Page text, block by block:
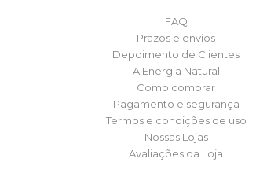
FAQ
Prazos e envios
Depoimento de Clientes
A Energia Natural
Como comprar
Pagamento e segurança
Termos e condições de uso
Nossas Lojas
Avaliações da Loja